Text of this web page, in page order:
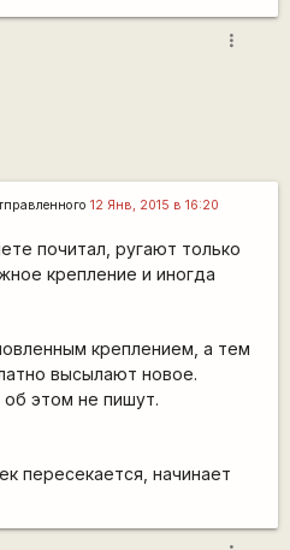
more_vert
12 Янв, 2015 в 16:20
почитал, ругают только
крепление и иногда
креплением, а тем
высылают новое.
об этом не пишут.
пересекается, начинает